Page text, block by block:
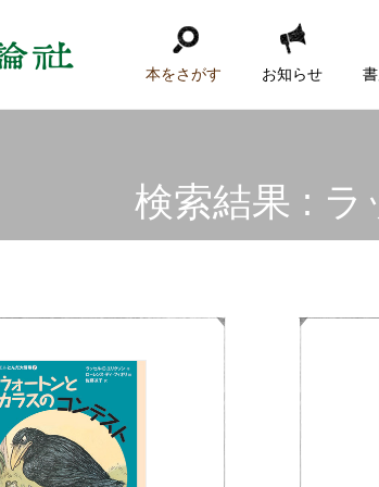
本をさがす お知らせ
検索結果 : ラ